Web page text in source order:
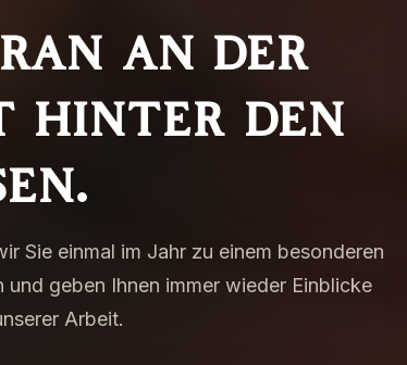
an der
hinter den
Sie einmal im Jahr zu einem besonderen
und geben Ihnen immer wieder Einblicke
Arbeit.